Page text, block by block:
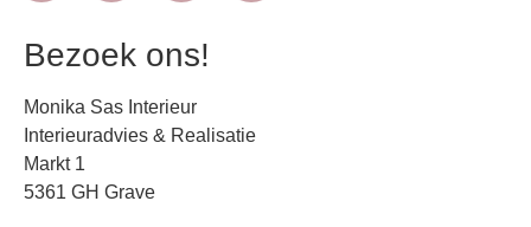
Bezoek ons!
Monika Sas Interieur
Interieuradvies & Realisatie
Markt 1
5361 GH Grave